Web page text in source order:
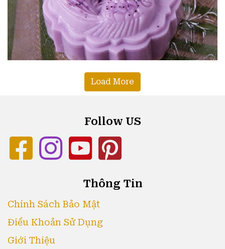
Load More
Follow US
Thông Tin
Chính Sách Bảo Mật
Điều Khoản Sử Dụng
Giới Thiệu